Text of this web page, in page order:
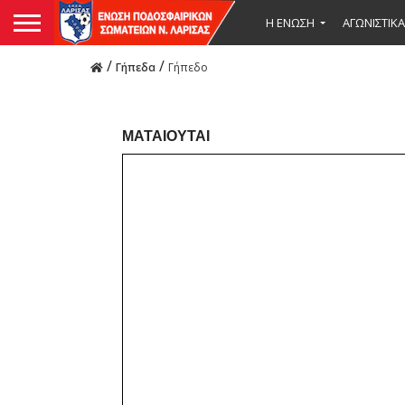
Η ΕΝΩΣΗ ΑΓΩΝΙΣΤΙΚΑ
/ Γήπεδα / Γήπεδο
ΜΑΤΑΙΟΥΤΑΙ